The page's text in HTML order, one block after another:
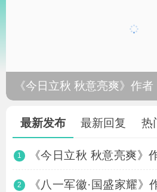
《今日立秋 秋意亮爽》作者
最新发布 最新回复 热
1
2 《八一军徽·国盛家耀